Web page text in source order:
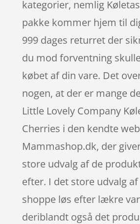
kategorier, nemlig
pakke kommer hjem til
999 dages returret der
du mod forventning
købet af din vare. Det
nogen, at der er mange
Little Lovely Company
Cherries i den kendte
Mammashop.dk, der
store udvalg af de
efter. I det store udvalg
shoppe løs efter lækre
deriblandt også det